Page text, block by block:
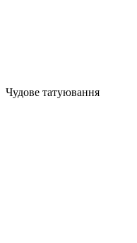
Чудове татуювання